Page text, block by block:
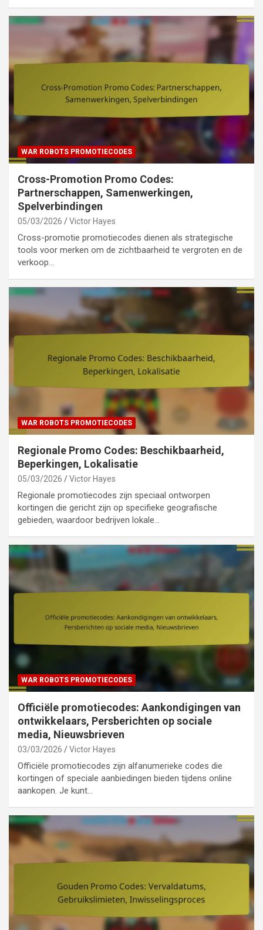
WAR ROBOTS PROMOTIECODES
Cross-Promotion Promo Codes:
Partnerschappen, Samenwerkingen,
Spelverbindingen
05/03/2026 Victor Hayes
Cross-promotie promotiecodes dienen als strategische
tools voor merken om de zichtbaarheid te vergroten en de
verkoop…
WAR ROBOTS PROMOTIECODES
Regionale Promo Codes: Beschikbaarheid,
Beperkingen, Lokalisatie
05/03/2026 Victor Hayes
Regionale promotiecodes zijn speciaal ontworpen
kortingen die gericht zijn op specifieke geografische
gebieden, waardoor bedrijven lokale…
WAR ROBOTS PROMOTIECODES
Officiële promotiecodes: Aankondigingen van
ontwikkelaars, Persberichten op sociale
media, Nieuwsbrieven
03/03/2026 Victor Hayes
Officiële promotiecodes zijn alfanumerieke codes die
kortingen of speciale aanbiedingen bieden tijdens online
aankopen. Je kunt…